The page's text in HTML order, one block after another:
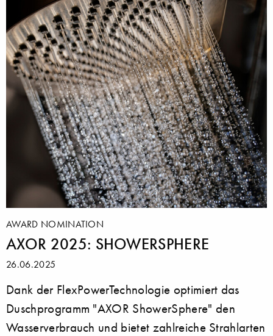
AWARD NOMINATION
AXOR 2025: SHOWERSPHERE
26.06.2025
Dank der FlexPowerTechnologie optimiert das
Duschprogramm "AXOR ShowerSphere" den
Wasserverbrauch und bietet zahlreiche Strahlarten